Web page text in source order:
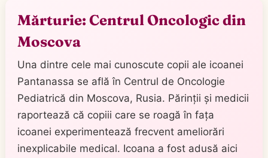
Mărturie: Centrul Oncologic din
Moscova
Una dintre cele mai cunoscute copii ale icoanei
Pantanassa se află în Centrul de Oncologie
Pediatrică din Moscova, Rusia. Părinții și medicii
raportează că copiii care se roagă în fața
icoanei experimentează frecvent ameliorări
inexplicabile medical. Icoana a fost adusă aici